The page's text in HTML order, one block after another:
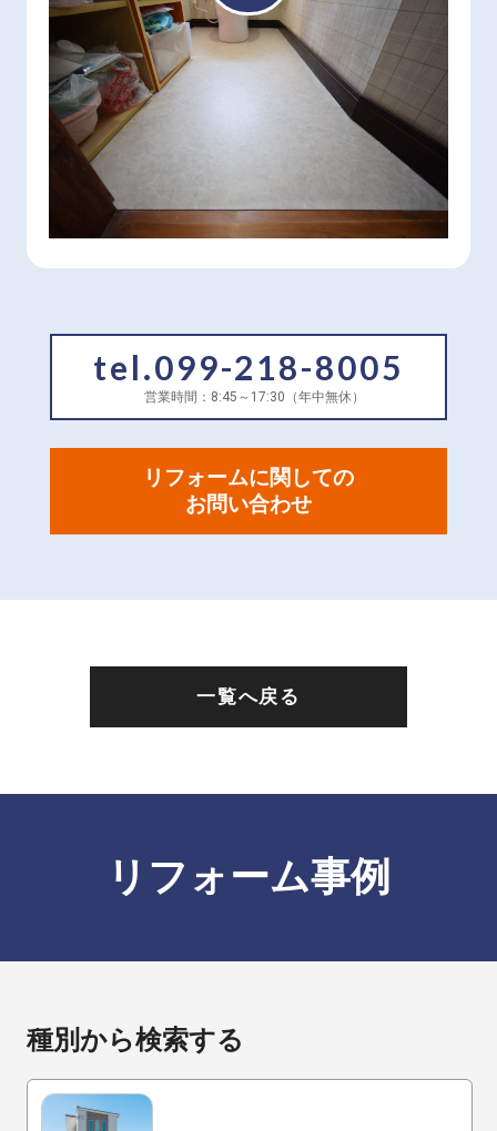
tel.099-218-8005
営業時間：8:45～17:30（年中無休）
リフォームに関しての
お問い合わせ
一覧へ戻る
リフォーム事例
種別から検索する